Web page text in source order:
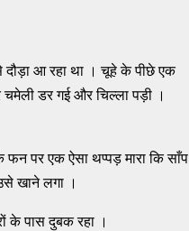
आ रहा था । चूहे के पीछे एक
डर गई और चिल्ला पड़ी ।
पर एक ऐसा थप्पड़ मारा कि साँप
खाने लगा ।
के पास दुबक रहा ।